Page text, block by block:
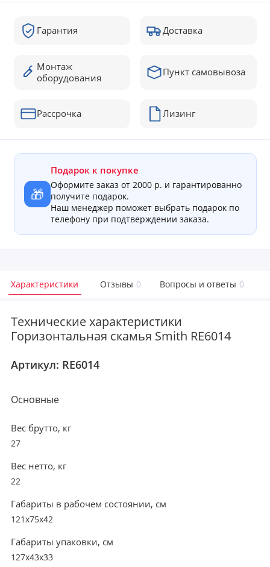
Гарантия Доставка
Монтаж
оборудования
Пункт самовывоза
Рассрочка Лизинг
🎁
Подарок к покупке
Оформите заказ от 2000 р. и гарантированно
получите подарок.
Наш менеджер поможет выбрать подарок по
телефону при подтверждении заказа.
Характеристики Отзывы 0 Вопросы и ответы 0
Технические характеристики
Горизонтальная скамья Smith RE6014
Артикул: RE6014
Основные
Вес брутто, кг
27
Вес нетто, кг
22
Габариты в рабочем состоянии, см
121x75x42
Габариты упаковки, см
127x43x33